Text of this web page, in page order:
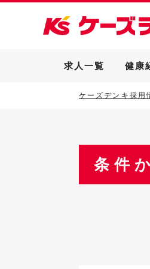
求人一覧 健康
ケーズデンキ採用
条件